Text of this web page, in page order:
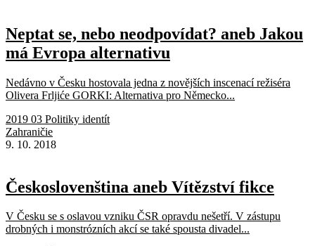
Neptat se, nebo neodpovídat? aneb Jakou
má Evropa alternativu
Nedávno v Česku hostovala jedna z novějších inscenací režiséra
Olivera Frljiće GORKI: Alternativa pro Německo...
2019 03 Politiky identít
Zahraničie
9. 10. 2018
Českoslovenština aneb Vítězství fikce
V Česku se s oslavou vzniku ČSR opravdu nešetří. V zástupu
drobných i monstrózních akcí se také spousta divadel...